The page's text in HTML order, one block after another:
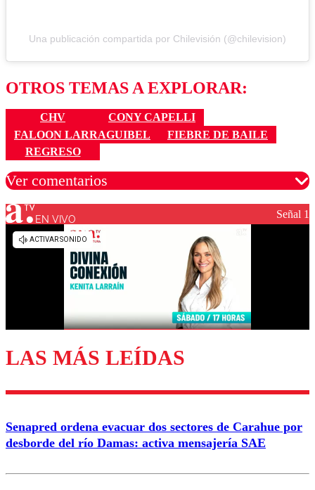
Una publicación compartida por Chilevisión (@chilevision)
OTROS TEMAS A EXPLORAR:
CHV
CONY CAPELLI
FALOON LARRAGUIBEL
FIEBRE DE BAILE
REGRESO
Ver comentarios
Los comentarios son moderados para garantizar un
diálogo respetuoso.
Enviar comentario
EN VIVO Señal 1
LAS MÁS LEÍDAS
Senapred ordena evacuar dos sectores de Carahue por
desborde del río Damas: activa mensajería SAE